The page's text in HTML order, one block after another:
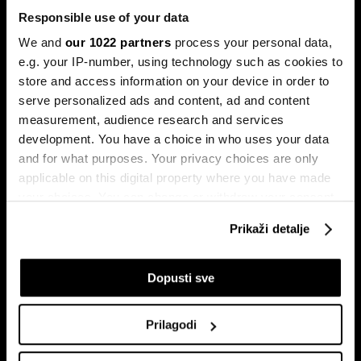
Responsible use of your data
We and our 1022 partners process your personal data,
e.g. your IP-number, using technology such as cookies to
store and access information on your device in order to
serve personalized ads and content, ad and content
measurement, audience research and services
development. You have a choice in who uses your data
and for what purposes. Your privacy choices are only
applicable on this digital property where you have made
If you allow, we would also like to:
Collect information about your geographical
Identify your device by actively scanning it for
Prikaži detalje
Dopusti sve
Prilagodi
plata i životnih troškova.
Transakcije u sekundi: Instant
klijentima četiri banke u BiH
BiH ulazi u eru instant plaćanja:
10 sekundi